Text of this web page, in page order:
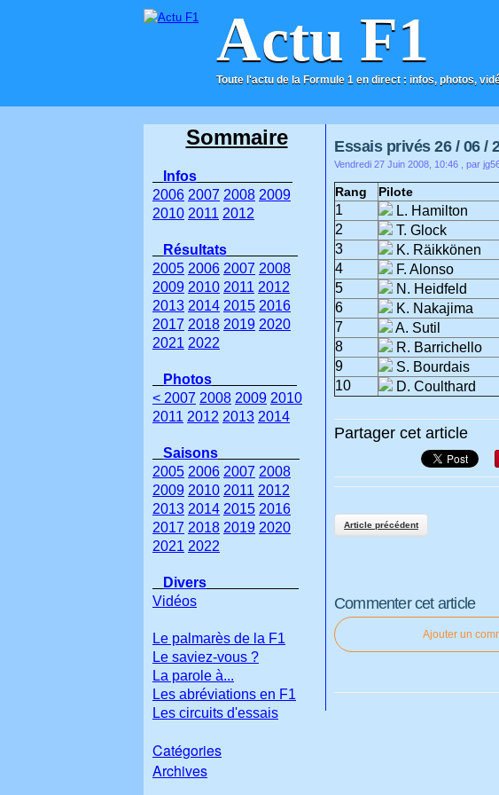
Actu F1
Toute l'actu de la Formule 1 en direct : infos, photos,
ACCUEIL CONTACT
Essais privés 26 / 06 /
Vendredi 27 Juin 2008, 10:46 , par
Rang Pilote
1 L. Hamilton
2
T. Glock
3
K. Räikkönen
4
F. Alonso
5
N. Heidfeld
6
K. Nakajima
7
A. Sutil
8
R. Barrichello
9
S. Bourdais
10
D. Coulthard
Partager cet article
Article précédent
Commenter cet article
Ajouter un
Sommaire
Infos
2006 2007 2008 2009
2010 2011 2012
Résultats
2005 2006 2007 2008
2009 2010 2011 2012
2013 2014 2015 2016
2017 2018 2019 2020
2021 2022
Photos
< 2007 2008 2009 2010
2011 2012 2013 2014
Saisons
2005 2006 2007 2008
2009 2010 2011 2012
2013 2014 2015 2016
2017 2018 2019 2020
2021 2022
Divers
Vidéos
Le palmarès de la F1
Le saviez-vous ?
La parole à...
Les abréviations en F1
Les circuits d'essais
Catégories
Archives